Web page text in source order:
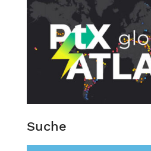
Suche